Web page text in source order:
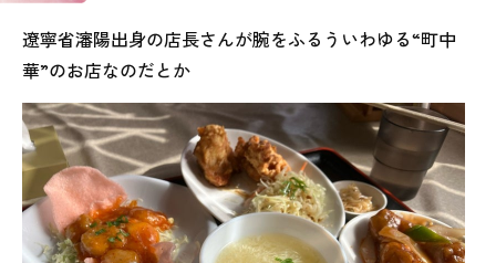
遼寧省瀋陽出身の店長さんが腕をふるういわゆる“町中
華”のお店なのだとか